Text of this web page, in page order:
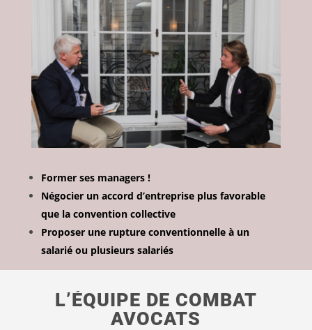
Former ses managers !
Négocier un accord d’entreprise plus favorable
que la convention collective
Proposer une rupture conventionnelle à un
salarié ou plusieurs salariés
L’ÉQUIPE DE COMBAT
AVOCATS